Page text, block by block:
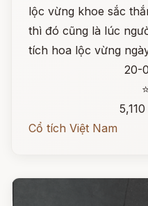
lộc vừng khoe sắc
thì đó cũng là lúc
tích hoa lộc vừng
20-
Cổ tích Việt Nam